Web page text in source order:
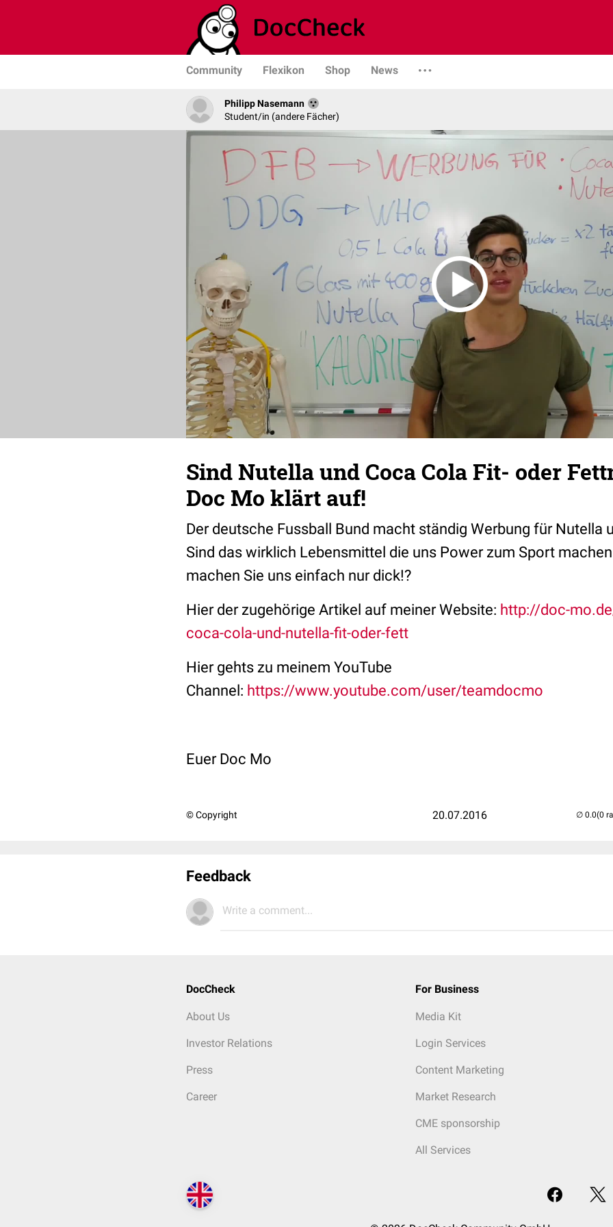
Community Flexikon Shop News
Philipp Nasemann
Student/in (andere Fächer)
Sind Nutella und Coca Cola Fit- oder
Doc Mo klärt auf!
Der deutsche Fussball Bund macht ständig Werbung für Nutella
Sind das wirklich Lebensmittel die uns Power zum Sport
machen Sie uns einfach nur dick!?
Hier der zugehörige Artikel auf meiner Website: http://doc-
coca-cola-und-nutella-fit-oder-fett
Hier gehts zu meinem YouTube
Channel: https://www.youtube.com/user/teamdocmo
Euer Doc Mo
© Copyright 20.07.2016 (0
Feedback
Write a comment...
DocCheck
About Us
Investor Relations
Press
Career
For Business
Media Kit
Login Services
Content Marketing
Market Research
CME sponsorship
All Services